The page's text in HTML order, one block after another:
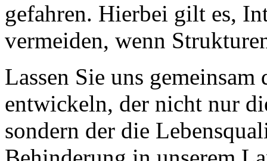
gefahren. Hierbei gilt es,
vermeiden, wenn
Lassen Sie uns
entwickeln, der nicht nur
sondern der die